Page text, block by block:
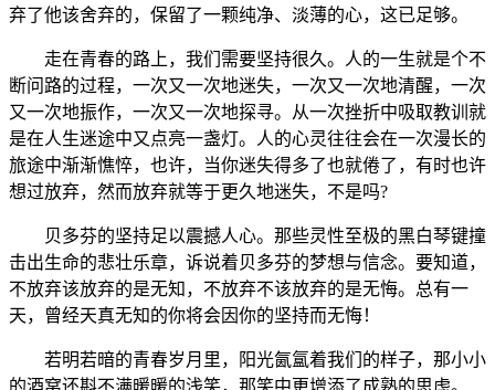
弃了他该舍弃的，保留了一颗纯净、淡薄的心，这已足够。
走在青春的路上，我们需要坚持很久。人的一生就是个不
断问路的过程，一次又一次地迷失，一次又一次地清醒，一次
又一次地振作，一次又一次地探寻。从一次挫折中吸取教训就
是在人生迷途中又点亮一盏灯。人的心灵往往会在一次漫长的
旅途中渐渐憔悴，也许，当你迷失得多了也就倦了，有时也许
想过放弃，然而放弃就等于更久地迷失，不是吗?
贝多芬的坚持足以震撼人心。那些灵性至极的黑白琴键撞
击出生命的悲壮乐章，诉说着贝多芬的梦想与信念。要知道，
不放弃该放弃的是无知，不放弃不该放弃的是无悔。总有一
天，曾经天真无知的你将会因你的坚持而无悔！
若明若暗的青春岁月里，阳光氤氲着我们的样子，那小小
的酒窝还斟不满暖暖的浅笑，那笑中更增添了成熟的思虑。